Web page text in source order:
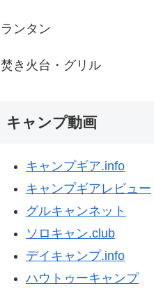
ランタン
焚き火台・グリル
キャンプ動画
キャンプギア.info
キャンプギアレビュー
グルキャンネット
ソロキャン.club
デイキャンプ.info
ハウトゥーキャンプ